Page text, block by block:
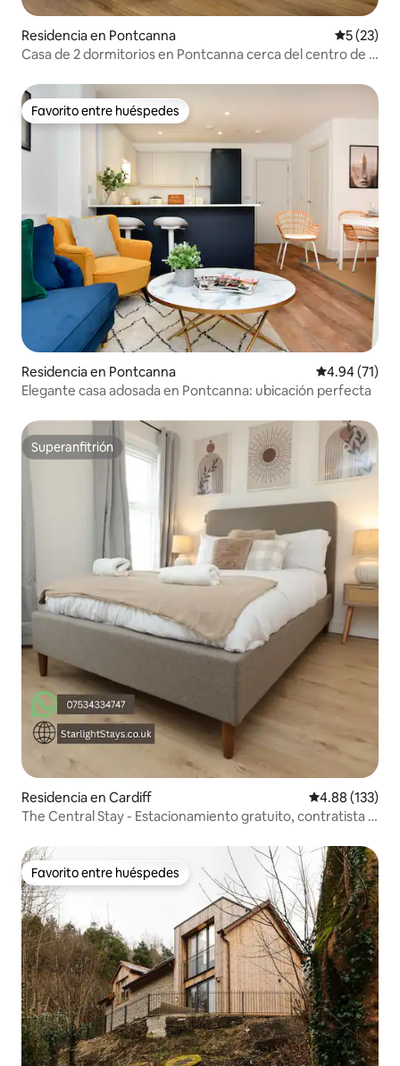
Residencia en Pontcanna
5 (23)
Casa de 2 dormitorios en Pontcanna cerca del centro de la
Favorito entre huéspedes
Favorito entre huéspedes
Residencia en Pontcanna Calificación
4.94 (71)
Elegante casa adosada en Pontcanna: ubicación perfecta
Superanfitrión
Superanfitrión
Residencia en Cardiff Calificación
4.88 (133)
The Central Stay - Estacionamiento gratuito, contratista y
Favorito entre huéspedes
Favorito entre huéspedes